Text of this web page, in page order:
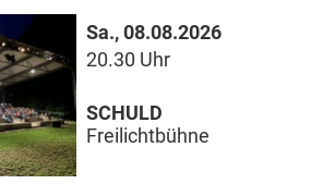
Sa., 08.08.2026
20.30 Uhr
SCHULD
Freilichtbühne